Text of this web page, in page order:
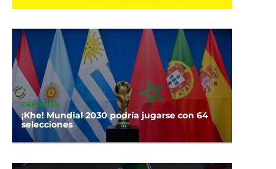
DEPORTES
¡Khe! Mundial 2030 podría jugarse con 64
selecciones